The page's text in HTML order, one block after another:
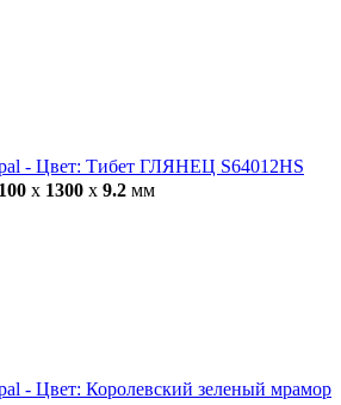
- Цвет: Тибет ГЛЯНЕЦ S64012HS
x 1300 x 9.2 мм
- Цвет: Королевский зеленый мрамор